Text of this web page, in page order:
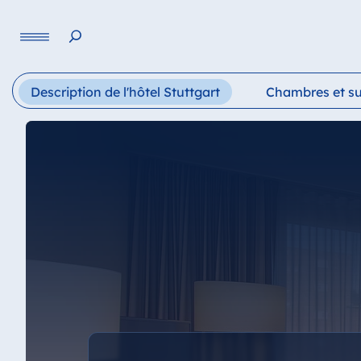
Description de l'hôtel Stuttgart Chambres et